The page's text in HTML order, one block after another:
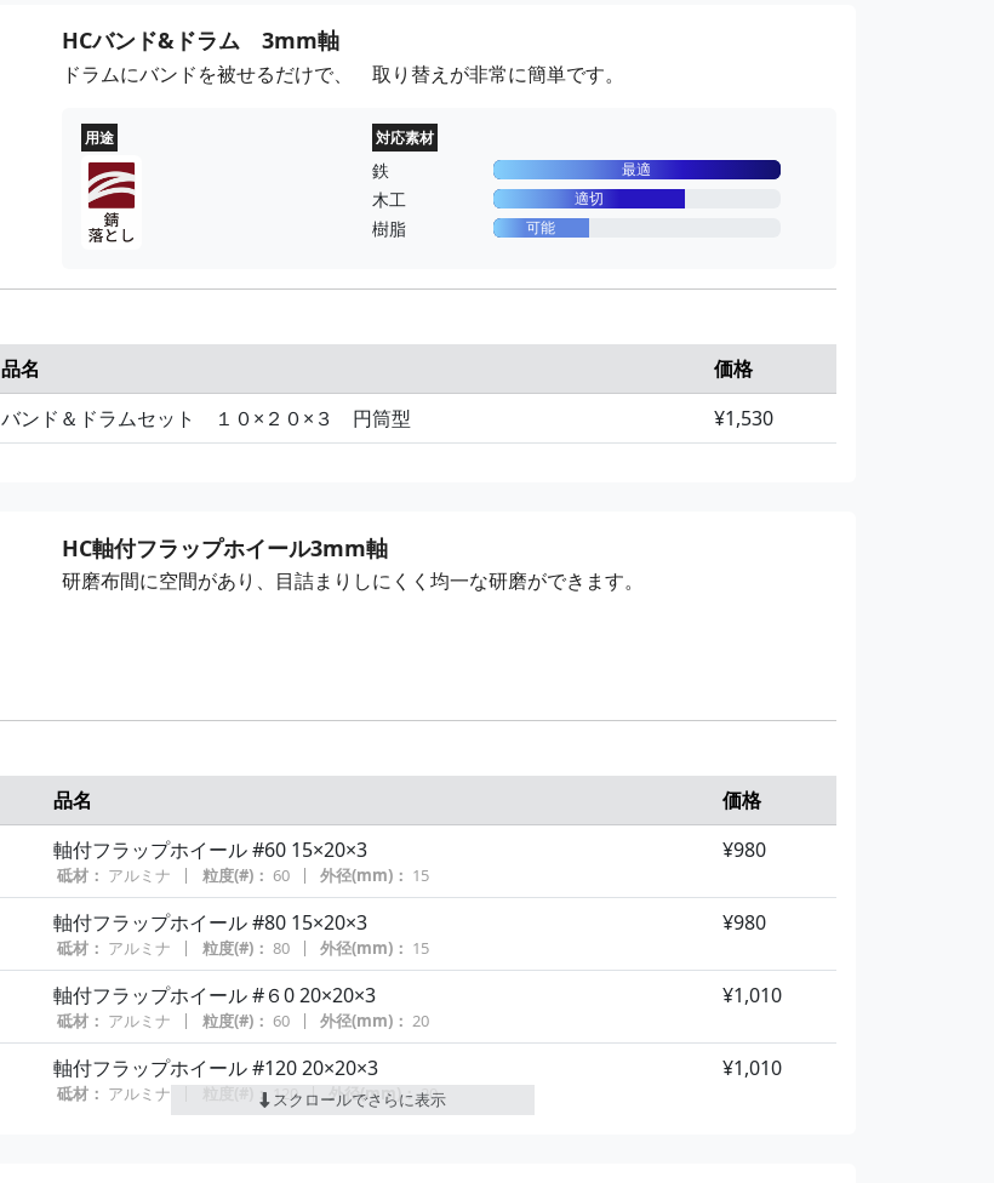
HCバンド&ドラム 3mm軸
ドラムにバンドを被せるだけで、 取り替えが非常に簡単です。
用途 対応素材
鉄 最適
木工 適切
樹脂 可能
品名
価格
バンド＆ドラムセット １０×２０×３ 円筒型 ¥1,530
HC軸付フラップホイール3mm軸
研磨布間に空間があり、目詰まりしにくく均一な研磨ができます。
品名
価格
軸付フラップホイール #60 15×20×3
砥材： アルミナ 粒度(#)： 60 外径(mm)： 15
¥980
軸付フラップホイール #80 15×20×3
砥材： アルミナ 粒度(#)： 80 外径(mm)： 15
¥980
軸付フラップホイール #６0 20×20×3
砥材： アルミナ 粒度(#)： 60 外径(mm)： 20
¥1,010
軸付フラップホイール #120 20×20×3
砥材： アルミナ 粒度(#)： 120 外径(mm)：20
¥1,010
スクロールでさらに表示